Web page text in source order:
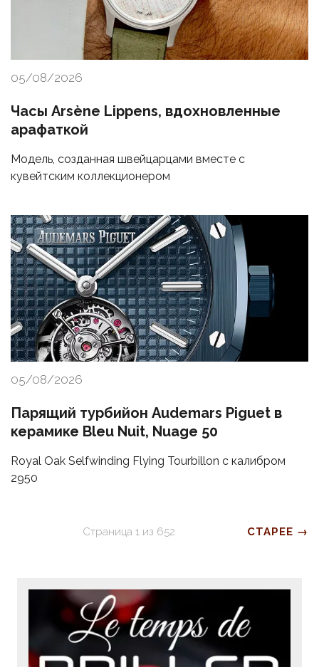
05/08/2026
Часы Arsène Lippens, вдохновленные
арафаткой
Модель, созданная швейцарцами вместе с
кувейтским коллекционером
05/08/2026
Парящий турбийон Audemars Piguet в
керамике Bleu Nuit, Nuage 50
Royal Oak Selfwinding Flying Tourbillon с калибром
2950
Страница 1 из 652 СТАРЕЕ →